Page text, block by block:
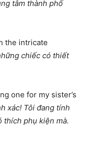
tâm thành phố
the intricate
chiếc có thiết
one for my sister’s
xác! Tôi đang tính
thích phụ kiện mà.